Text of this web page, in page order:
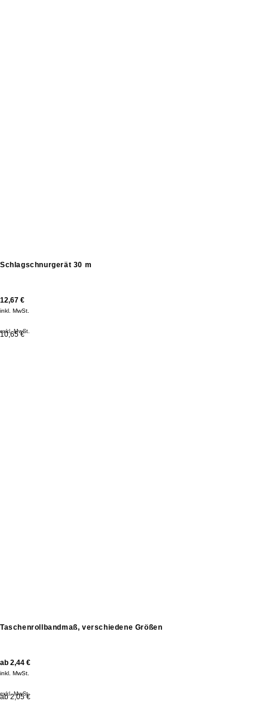
Schlagschnurgerät 30 m
12,67 €
inkl. MwSt.
10,65 €
exkl. MwSt.
Taschenrollbandmaß, verschiedene Größen
ab 2,44 €
inkl. MwSt.
ab 2,05 €
exkl. MwSt.